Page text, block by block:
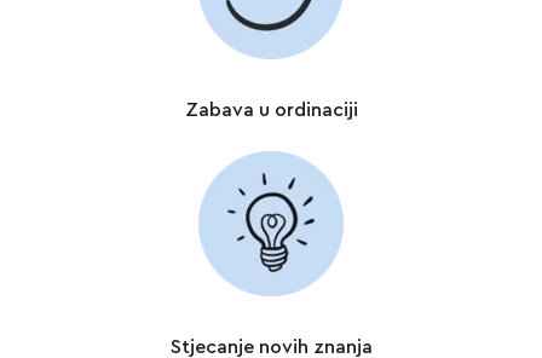
Zabava u ordinaciji
Stjecanje novih znanja